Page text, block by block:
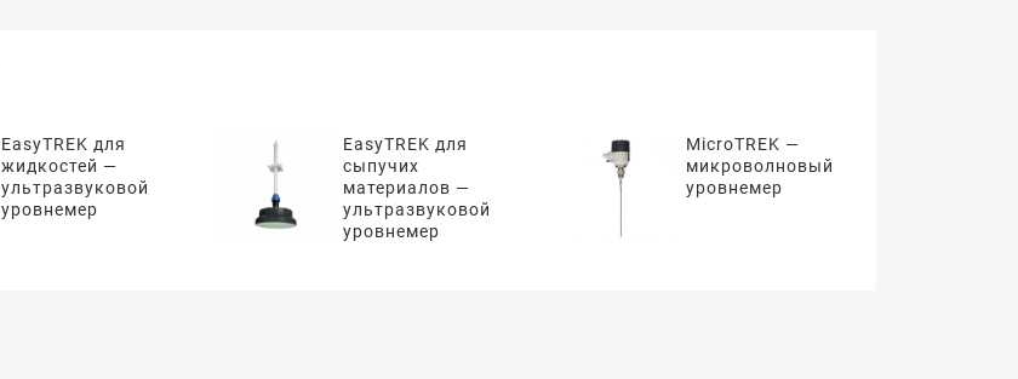
EasyTREK для
жидкостей —
ультразвуковой
уровнемер
EasyTREK для
сыпучих
материалов —
ультразвуковой
уровнемер
MicroTREK —
микроволновый
уровнемер